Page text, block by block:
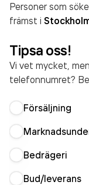
Personer som
främst i
Tipsa oss!
Vi vet mycket,
telefonnumret?
Försäljning
Bedrägeri
Bud/leverans